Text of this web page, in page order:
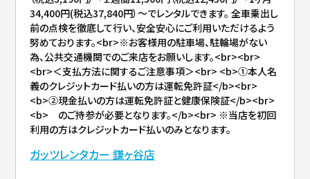
34,400円(税込37,840円）～でレンタルできます。 全車乗出し
前の点検を徹底して行い、安全安心にご利用いただけるよう
努めております。<br>※お客様用の駐車場、駐輪場がない
為、公共交通機関でのご来店をお願いします。<br><br>
<br>＜支払方法に関するご注意事項＞<br> <b>①本人名
義のクレジットカード払いの方は運転免許証</b><br>
<b>②現金払いの方は運転免許証と健康保険証</b><br>
<b> のご持参が必要となります。</b><br> ※当店を初回
利用の方はクレジットカード払いのみとなります。
ガッツレンタカー 鎌ヶ谷店